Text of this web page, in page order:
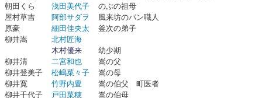
朝田くら
浅田美代子
のぶの祖母
屋村草吉
阿部サダヲ
風来坊のパン職人
原豪
細田佳央太
釜次の弟子
柳井嵩
北村匠海
木村優来
幼少期
柳井清
二宮和也
嵩の父
柳井登美子
松嶋菜々子
嵩の母
柳井寛
竹野内豊
嵩の伯父 町医者
柳井千代子
戸田菜穂
嵩の伯母